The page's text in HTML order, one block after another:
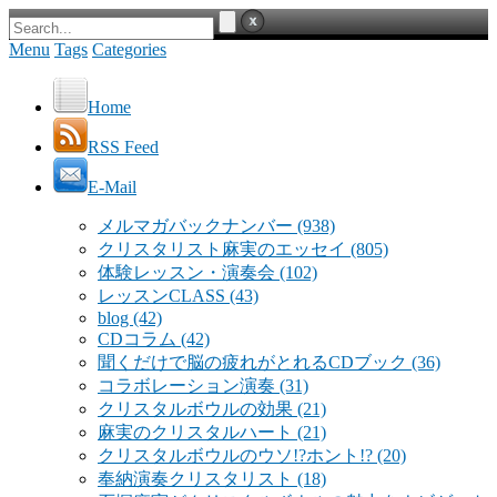
Menu Tags Categories
Home
RSS Feed
E-Mail
メルマガバックナンバー (938)
クリスタリスト麻実のエッセイ (805)
体験レッスン・演奏会 (102)
レッスンCLASS (43)
blog (42)
CDコラム (42)
聞くだけで脳の疲れがとれるCDブック (36)
コラボレーション演奏 (31)
クリスタルボウルの効果 (21)
麻実のクリスタルハート (21)
クリスタルボウルのウソ!?ホント!? (20)
奉納演奏クリスタリスト (18)